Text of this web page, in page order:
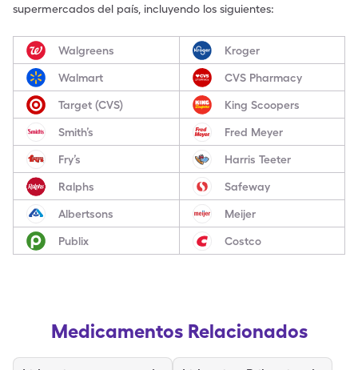
supermercados del país, incluyendo los siguientes:
Walgreens Kroger
Walmart CVS Pharmacy
Target (CVS) King Scoopers
Smith’s Fred Meyer
Fry’s Harris Teeter
Ralphs Safeway
Albertsons Meijer
Publix Costco
Medicamentos Relacionados